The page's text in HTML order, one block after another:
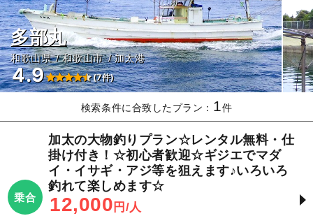
多部丸
和歌山県 和歌山市 加太港
4.9 (7件)
検索条件に合致したプラン： 1件
乗合
加太の大物釣りプラン☆レンタル無料・仕
掛け付き！☆初心者歓迎☆ギジエでマダ
イ・イサギ・アジ等を狙えます♪いろいろ
釣れて楽しめます☆
12,000 円/人